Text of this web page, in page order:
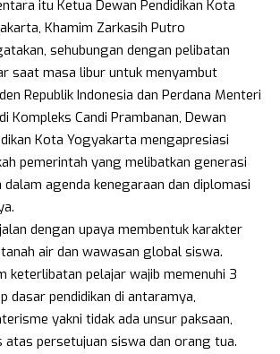
itu Ketua Dewan Pendidikan Kota
Khamim Zarkasih Putro
sehubungan dengan pelibatan
saat masa libur untuk menyambut
Republik Indonesia dan Perdana Menteri
Kompleks Candi Prambanan, Dewan
Kota Yogyakarta mengapresiasi
pemerintah yang melibatkan generasi
dalam agenda kenegaraan dan diplomasi
dengan upaya membentuk karakter
air dan wawasan global siswa.
keterlibatan pelajar wajib memenuhi 3
dasar pendidikan di antaramya,
yakni tidak ada unsur paksaan,
atas persetujuan siswa dan orang tua.